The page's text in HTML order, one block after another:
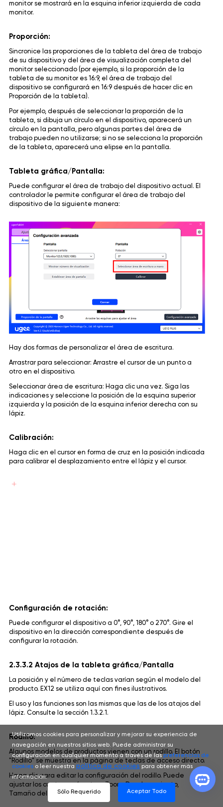
monitor se mostrará en la esquina inferior izquierda de cada
monitor.
Proporción:
Sincronice las proporciones de la tableta del área de trabajo
de su dispositivo y del área de visualización completa del
monitor seleccionado (por ejemplo, si la proporción de la
tableta de su monitor es 16:9, el área de trabajo del
dispositivo se configurará en 16:9 después de hacer clic en
Proporción de la tableta).
Por ejemplo, después de seleccionar la proporción de la
tableta, si dibuja un círculo en el dispositivo, aparecerá un
círculo en la pantalla, pero algunas partes del área de
trabajo pueden no utilizarse; si no se selecciona la proporción
de la tableta, aparecerá una elipse en la pantalla.
Tableta gráfica/Pantalla:
Puede configurar el área de trabajo del dispositivo actual. El
controlador le permite configurar el área de trabajo del
dispositivo de la siguiente manera:
Hay dos formas de personalizar el área de escritura.
Arrastrar para seleccionar: Arrastre el cursor de un punto a
otro en el dispositivo.
Seleccionar área de escritura: Haga clic una vez. Siga las
indicaciones y seleccione la posición de la esquina superior
izquierda y la posición de la esquina inferior derecha con su
lápiz.
Calibración:
Haga clic en el cursor en forma de cruz en la posición indicada
para calibrar el desplazamiento entre el lápiz y el cursor.
Configuración de rotación:
Puede configurar el dispositivo a 0°, 90°, 180° o 270°. Gire el
dispositivo en la dirección correspondiente después de
configurar la rotación.
2.3.3.2 Atajos de la tableta gráfica/Pantalla
La posición y el número de teclas varían según el modelo del
producto. EX12 se utiliza aquí con fines ilustrativos.
El uso y las funciones son las mismas que las de los atajos del
lápiz. Consulte la sección 1.3.2.1.
Rodillo:
Algunos modelos de productos vienen con un rodillo. El botón
"Rodillo" se muestra en la página de teclas de acceso directo.
Haga clic para editar la configuración del rodillo. Puede
ajustar los cuatro parámetros: Zoom, Desplazamiento,
Tamaño del pincel, Rotación.
Utilizamos cookies para personalizar y mejorar su experiencia de
navegación en nuestros sitios web. Puede administrar su
configuración en cualquier momento a través de laspreferencias de
cookies o leer nuestra política de cookies para obtener más
información.
Sólo Requerido Aceptar Todo